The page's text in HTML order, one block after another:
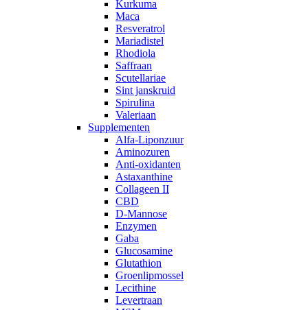
Kurkuma
Maca
Resveratrol
Mariadistel
Rhodiola
Saffraan
Scutellariae
Sint janskruid
Spirulina
Valeriaan
Supplementen
Alfa-Liponzuur
Aminozuren
Anti-oxidanten
Astaxanthine
Collageen II
CBD
D-Mannose
Enzymen
Gaba
Glucosamine
Glutathion
Groenlipmossel
Lecithine
Levertraan